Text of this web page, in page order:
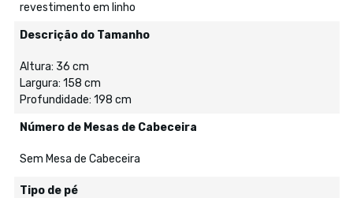
revestimento em linho
Descrição do Tamanho
Altura: 36 cm
Largura: 158 cm
Profundidade: 198 cm
Número de Mesas de Cabeceira
Sem Mesa de Cabeceira
Tipo de pé